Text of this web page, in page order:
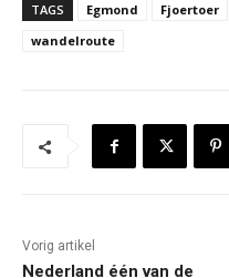
TAGS Egmond Fjoertoer
wandelroute
Vorig artikel
Nederland één van de